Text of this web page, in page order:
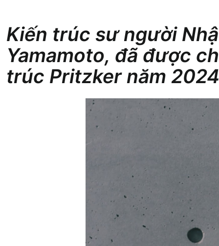
Kiến trúc sư người
Yamamoto, đã được
trúc Pritzker năm